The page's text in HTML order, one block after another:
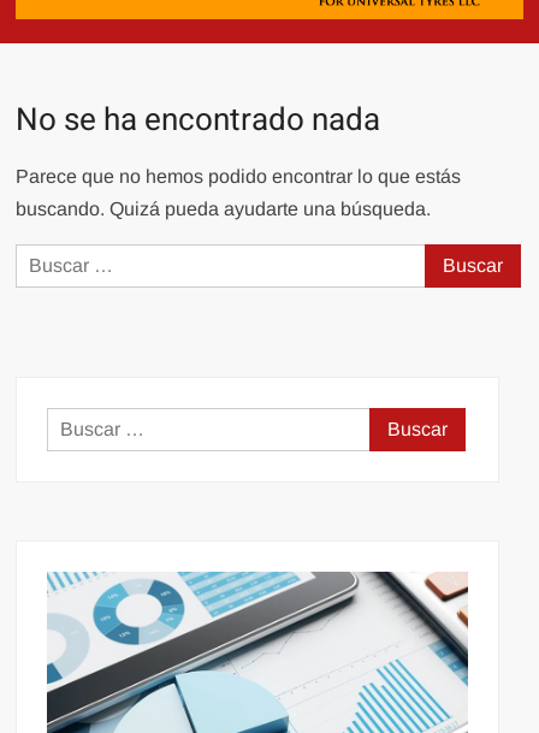
No se ha encontrado nada
Parece que no hemos podido encontrar lo que estás
buscando. Quizá pueda ayudarte una búsqueda.
Buscar:
Buscar: